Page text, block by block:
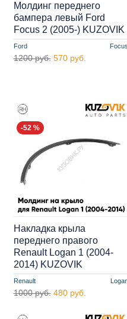
Ford Focus
Молдинг переднего
бампера левый Ford
Focus 2 (2005-) KUZOVIK
1200 руб. 570 руб.
-52 %
Renault
Накладка крыла
переднего правого
Renault Logan 1 (2004-
2014) KUZOVIK
1000 руб. 480 руб.